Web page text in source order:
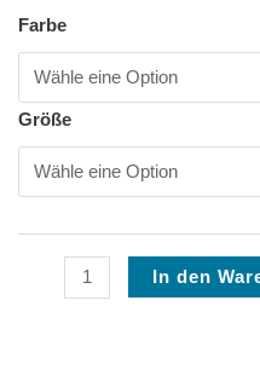
Farbe
Größe
Kochschürze
Menge
In den